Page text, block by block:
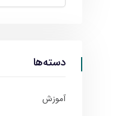
دسته‌ها
آموزش